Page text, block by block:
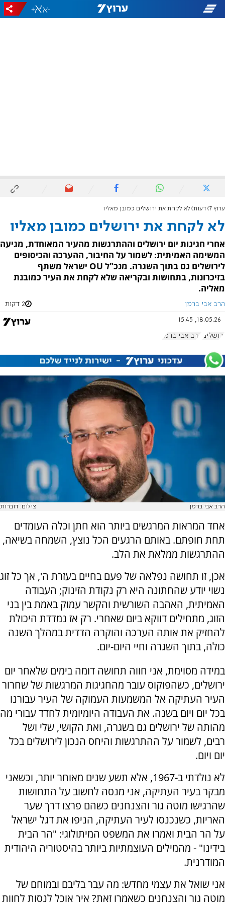
-
+
ערוץ 7 דעות לא לקחת את ירושלים כמובן מאליו
לא לקחת את ירושלים כמובן מאליו
אחרי חגיגות יום ירושלים וההתרגשות מהעיר המאוחדת, מגיעה
המשימה האמיתית: לשמור על החיבור, ההערכה והכיסופים
לירושלים גם בתוך השגרה. מנכ"ל OU ישראל משתף
בזיכרונות, בתחושות ובקריאה שלא לקחת את העיר כמובנת
מאליה.
הרב אבי ברמן 2 דקות
18.05.26, 15:45
ירושלים הרב אבי ברמן
הרב אבי ברמן צילום: דוברות
אחד המראות המרגשים ביותר הוא חתן וכלה העומדים
תחת חופתם. באותם הרגעים הכל נוצץ, השמחה בשיאה,
ההתרגשות ממלאת את הלב.
אכן, זו תחושה נפלאה של פעם בחיים בעזרת ה', אך כל זוג
נשוי יודע שהחתונה היא רק נקודת הזינוק; העבודה
האמיתית, האהבה השורשית והקשר עמוק באמת בין בני
הזוג, מתחילים דווקא ביום שאחרי. רק אז נמדדת היכולת
להחזיק את אותה הערכה והוקרה הדדית במהלך השנה
כולה, בתוך השגרה וחיי היום-יום.
במידה מסוימת, אני חווה תחושה דומה בימים שלאחר יום
ירושלים, כשהפוקוס עובר מהחגיגות המרגשות של שחרור
העיר העתיקה אל המשמעות העמוקה של העיר עבורנו
בכל יום ויום בשנה. את העבודה היומיומית לחדד עבורי מה
מהותה של ירושלים גם בשגרה, ואת הקושי, שלי ושל
רבים, לשמור על ההתרגשות והיחס הנכון לירושלים בכל
יום ויום.
לא נולדתי ב-1967, אלא תשע שנים מאוחר יותר, וכשאני
מבקר בעיר העתיקה, אני מנסה לחשוב על התחושות
שהרגישו מוטה גור והצנחנים כשהם פרצו דרך שער
האריות, כשנכנסו לעיר העתיקה, הניפו את דגל ישראל
על הר הבית ואמרו את המשפט המיתולוגי: "הר הבית
בידינו" - מהמילים העוצמתיות ביותר בהיסטוריה היהודית
המודרנית.
אני שואל את עצמי מחדש: מה עבר בליבם ובמוחם של
מוטה גור והצנחנים כשאמרו זאת? איך אוכל לנסות לחוות